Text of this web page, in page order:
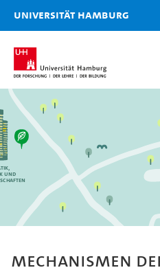
Universität Hamburg
und
Mechanismen